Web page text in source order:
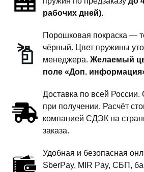
рабочих дней).
Порошковая покраска —
чёрный. Цвет пружины
менеджера. Желаемый
поле «Доп.
Доставка по всей России.
при получении. Расчёт
компанией СДЭК на
заказа.
Удобная и безопасная
SberPay, MIR Pay, СБП,